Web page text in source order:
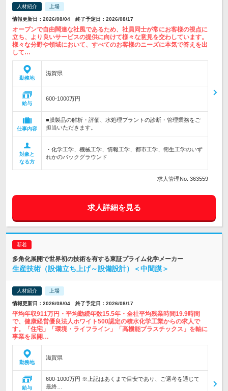
人材紹介 上場
情報更新日：2026/08/04 終了予定日：2026/08/17
オープンで自由闊達な社風であるため、社員同士が常にお客様の視点に
立ち、より良いサービスの提供に向けて様々な意見を交わしています。
様々な分野や領域において、すべてのお客様のニーズに本気で答えを出
して…
勤務地
滋賀県
給与
600-1000万円
仕事内容
■膜製品の解析・評価、水処理プラントの診断・管理業務をご
担当いただきます。
対象と
なる方
・化学工学、機械工学、情報工学、都市工学、衛生工学のいず
れかのバックグラウンド
求人管理No. 363559
求人詳細を見る
多角化展開で世界初の技術を有する東証プライム化学メーカー
生産技術（設備立ち上げ～設備設計）＜中間膜＞
人材紹介 上場
情報更新日：2026/08/04 終了予定日：2026/08/17
平均年収911万円・平均勤続年数15.5年・全社平均残業時間19.9時間
で、健康経営優良法人ホワイト500認定の積水化学工業からの求人で
す。「住宅」「環境・ライフライン」「高機能プラスチックス」を軸に
事業を展開…
勤務地
滋賀県
給与
600-1000万円 ※上記はあくまで目安であり、ご選考を通じて
最終…